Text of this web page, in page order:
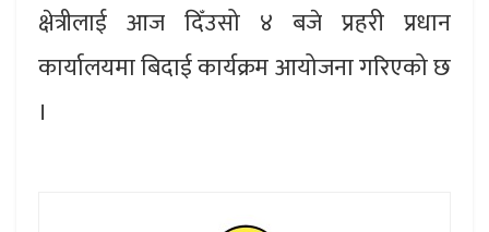
क्षेत्रीलाई आज दिँउसो ४ बजे प्रहरी प्रधान
कार्यालयमा बिदाई कार्यक्रम आयोजना गरिएको छ
।